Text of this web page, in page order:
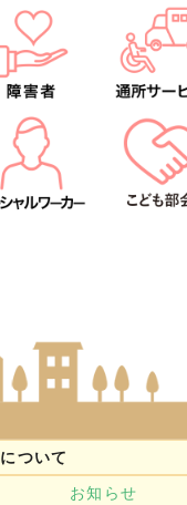
ついて
お知らせ